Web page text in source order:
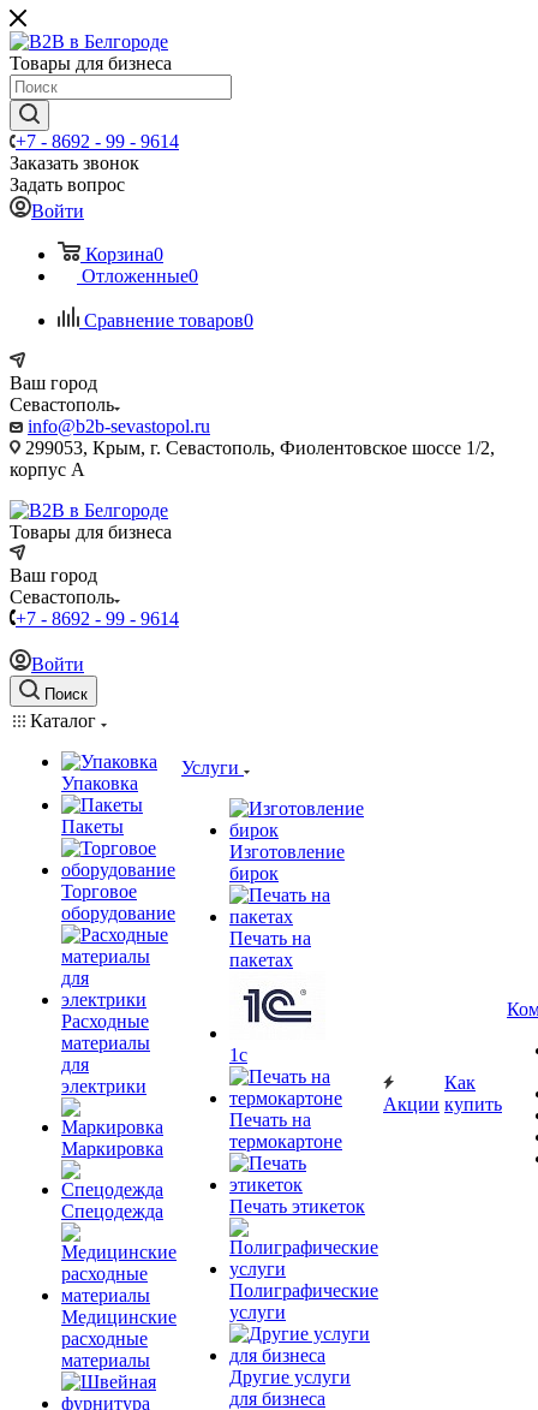
Товары для бизнеса
+7 - 8692 - 99 - 9614
Заказать звонок
Задать вопрос
Войти
Корзина0
Отложенные0
Сравнение товаров0
Ваш город
Севастополь
info@b2b-sevastopol.ru
299053, Крым, г. Севастополь, Фиолентовское шоссе 1/2,
корпус А
Товары для бизнеса
Ваш город
Севастополь
+7 - 8692 - 99 - 9614
Войти
Поиск
Каталог
Упаковка
Пакеты
Торговое
оборудование
Расходные
материалы
для
электрики
Маркировка
Спецодежда
Медицинские
расходные
материалы
Услуги
Изготовление
бирок
Печать на
пакетах
1c
Печать на
термокартоне
Печать этикеток
Полиграфические
услуги
Другие услуги
для бизнеса
Акции
Как
купить